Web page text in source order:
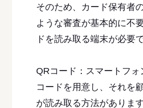
そのため、カード保有者
ような審査が基本的に不
ドを読み取る端末が必要で
QRコード：スマートフ
コードを用意し、それを
が読み取る方法がありま